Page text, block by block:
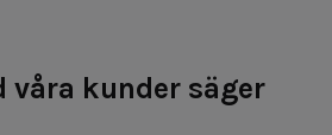
våra kunder säger